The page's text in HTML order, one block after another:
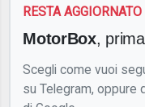
RESTA AGGIORNATO
MotorBox,
Scegli come vuoi
su Telegram, oppure